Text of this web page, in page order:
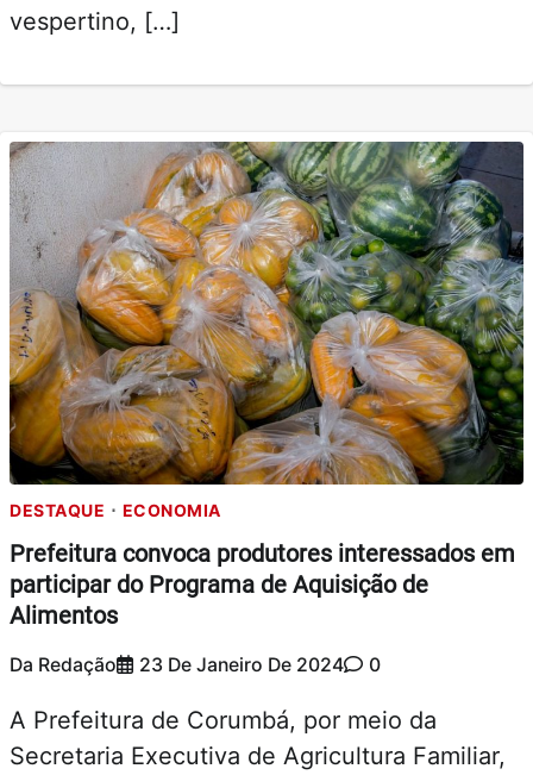
vespertino, […]
DESTAQUE ECONOMIA
Prefeitura convoca produtores interessados em
participar do Programa de Aquisição de
Alimentos
Da Redação 23 De Janeiro De 2024 0
A Prefeitura de Corumbá, por meio da
Secretaria Executiva de Agricultura Familiar,